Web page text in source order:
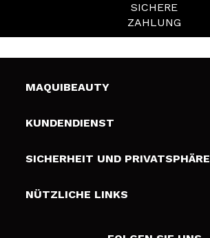
SICHERE
ZAHLUNG
MAQUIBEAUTY
Über uns
Geschenkkarten
KUNDENDIENST
Liefer- und Versandkosten
Zahlung
SICHERHEIT UND PRIVATSPHÄRE
Bedingungen und Datenschutz
NÜTZLICHE LINKS